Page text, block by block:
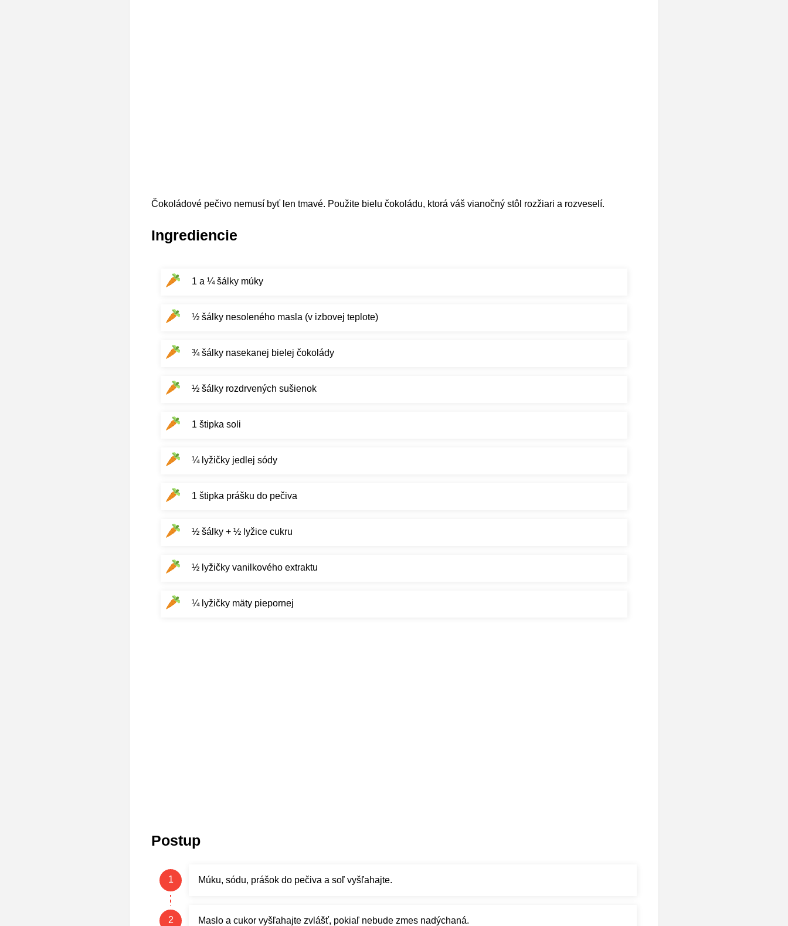
Čokoládové pečivo nemusí byť len tmavé. Použite bielu čokoládu, ktorá váš vianočný stôl rozžiari a rozveselí.
Ingrediencie
1 a ¼ šálky múky
½ šálky nesoleného masla (v izbovej teplote)
¾ šálky nasekanej bielej čokolády
½ šálky rozdrvených sušienok
1 štipka soli
¼ lyžičky jedlej sódy
1 štipka prášku do pečiva
½ šálky + ½ lyžice cukru
½ lyžičky vanilkového extraktu
¼ lyžičky mäty piepornej
Postup
Múku, sódu, prášok do pečiva a soľ vyšľahajte.
Maslo a cukor vyšľahajte zvlášť, pokiaľ nebude zmes nadýchaná.